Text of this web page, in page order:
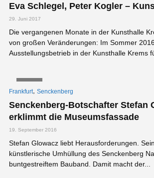
Eva Schlegel, Peter Kogler –
29. Juni 2017
Die vergangenen Monate in der Kunsthalle
von großen Veränderungen: Im Sommer
Ausstellungsbetrieb in der Kunsthalle Krems
Frankfurt, Senckenberg
Senckenberg-Botschafter Stefan
erklimmt die Museumsfassade
19. September 2016
Stefan Glowacz liebt Herausforderungen.
künstlerische Umhüllung des Senckenberg
buntgestreiftem Bauband. Damit macht der...